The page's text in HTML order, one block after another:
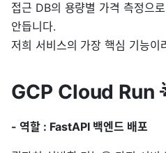
접근 DB의 용량별 가격 측정으
안듭니다.
저희 서비스의 가장 핵심 기능이
GCP Cloud Run
- 역할 : FastAPI 백엔드 배포